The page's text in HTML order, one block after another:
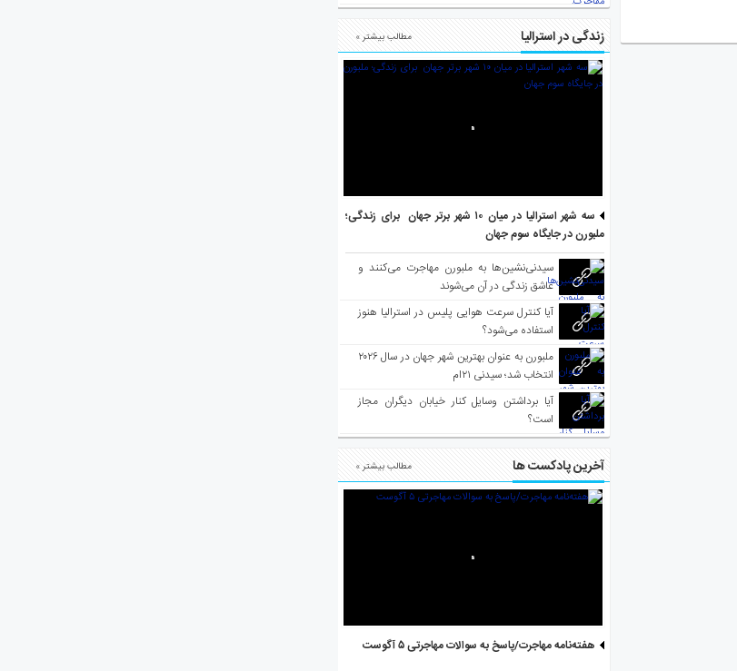
زندگی در استرالیا مطالب بیشتر »
سه شهر استرالیا در میان ۱۰ شهر برتر جهان برای زندگی؛
ملبورن در جایگاه سوم جهان
سیدنی‌نشین‌ها به ملبورن مهاجرت می‌کنند و
عاشق زندگی در آن می‌شوند
آیا کنترل سرعت هوایی پلیس در استرالیا هنوز
استفاده می‌شود؟
ملبورن به عنوان بهترین شهر جهان در سال ۲۰۲۶
انتخاب شد؛ سیدنی ۲۱‌ام
آیا برداشتن وسایل کنار خیابان دیگران مجاز
است؟
آخرین پادکست ها مطالب بیشتر »
هفته‌نامه مهاجرت/پاسخ به سوالات مهاجرتی ۵ آگوست